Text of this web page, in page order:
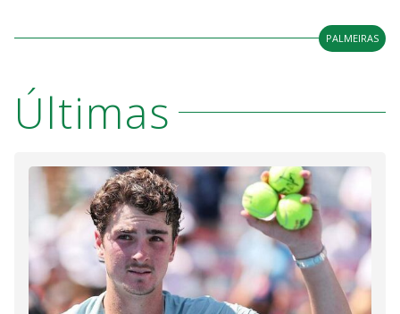
PALMEIRAS
Últimas